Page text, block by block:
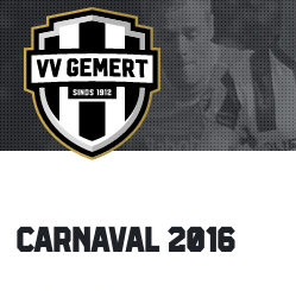
CARNAVAL 2016